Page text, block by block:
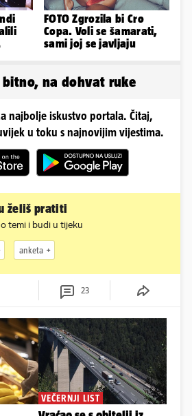
FOTO Zgrozila bi Cro
Copa. Voli se šamarati,
sami joj se javljaju
bitno, na dohvat ruke
najbolje iskustvo portala. Čitaj,
u toku s najnovijim vijestima.
želiš pratiti
temi i budi u tijeku
anketa
23